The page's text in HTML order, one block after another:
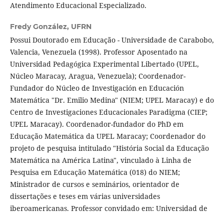
Atendimento Educacional Especializado.
Fredy González, UFRN
Possui Doutorado em Educação - Universidade de Carabobo,
Valencia, Venezuela (1998). Professor Aposentado na
Universidad Pedagógica Experimental Libertado (UPEL,
Núcleo Maracay, Aragua, Venezuela); Coordenador-
Fundador do Núcleo de Investigación en Educación
Matemática "Dr. Emilio Medina" (NIEM; UPEL Maracay) e do
Centro de Investigaciones Educacionales Paradigma (CIEP;
UPEL Maracay). Coordenador-fundador do PhD em
Educação Matemática da UPEL Maracay; Coordenador do
projeto de pesquisa intitulado "História Social da Educação
Matemática na América Latina", vinculado à Linha de
Pesquisa em Educação Matemática (018) do NIEM;
Ministrador de cursos e seminários, orientador de
dissertações e teses em várias universidades
iberoamericanas. Professor convidado em: Universidad de